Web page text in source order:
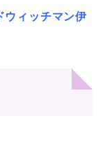
ウィッチマン伊